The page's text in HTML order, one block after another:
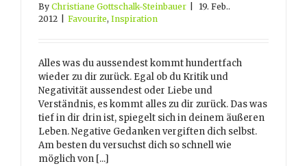
By Christiane Gottschalk-Steinbauer
19. Feb..
2012
Favourite, Inspiration
Alles was du aussendest kommt hundertfach
wieder zu dir zurück. Egal ob du Kritik und
Negativität aussendest oder Liebe und
Verständnis, es kommt alles zu dir zurück. Das was
tief in dir drin ist, spiegelt sich in deinem äußeren
Leben. Negative Gedanken vergiften dich selbst.
Am besten du versuchst dich so schnell wie
möglich von [...]